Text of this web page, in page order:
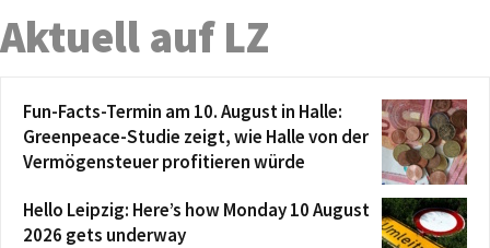
Aktuell auf LZ
Fun-Facts-Termin am 10. August in Halle:
Greenpeace-Studie zeigt, wie Halle von der
Vermögensteuer profitieren würde
Hello Leipzig: Here’s how Monday 10 August
2026 gets underway